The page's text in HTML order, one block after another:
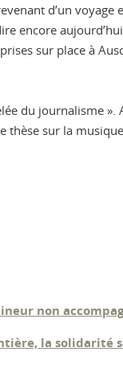
d’un
encore
sur place à
du journalisme ».
thèse sur la
non
la solidarité